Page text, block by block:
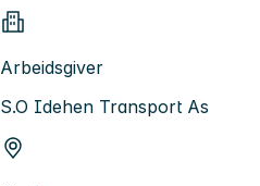
Arbeidsgiver
S.O Idehen Transport As